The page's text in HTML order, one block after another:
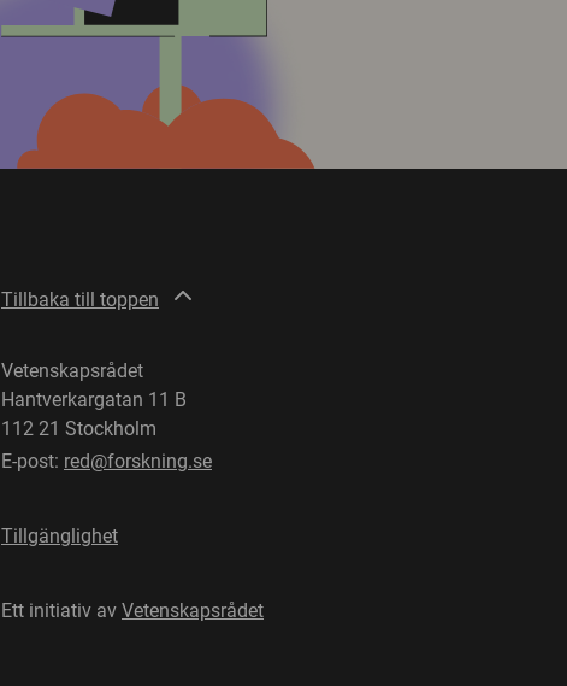
Tillbaka till toppen
Vetenskapsrådet
Hantverkargatan 11 B
112 21 Stockholm
E-post: red@forskning.se
Tillgänglighet
Ett initiativ av Vetenskapsrådet